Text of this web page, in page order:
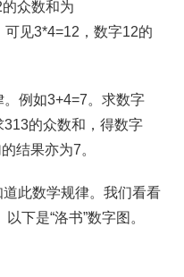
众数和为
见3*4=12，数字12的
例如3+4=7。求数字
的众数和，得数字
结果亦为7。
此数学规律。我们看看
下是“洛书”数字图。